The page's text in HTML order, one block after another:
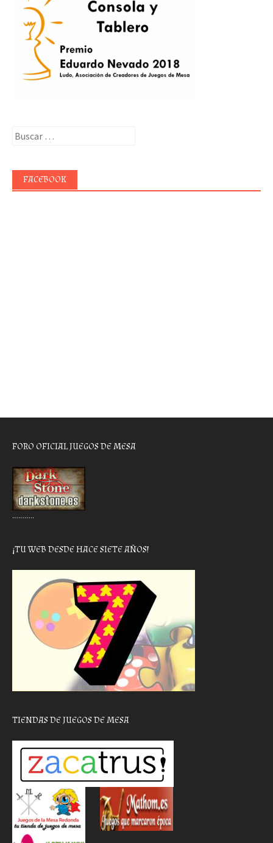
Buscar:
FACEBOOK
FORO OFICIAL JUEGOS DE MESA
………..
¡TU WEB DESDE HACE SIETE AÑOS!
TIENDAS DE JUEGOS DE MESA